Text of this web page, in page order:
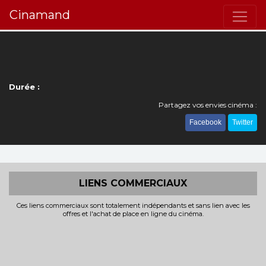
Cinamand
Durée :
Partagez vos envies cinéma :
Facebook Twitter
LIENS COMMERCIAUX
Ces liens commerciaux sont totalement indépendants et sans lien avec les
offres et l'achat de place en ligne du cinéma.